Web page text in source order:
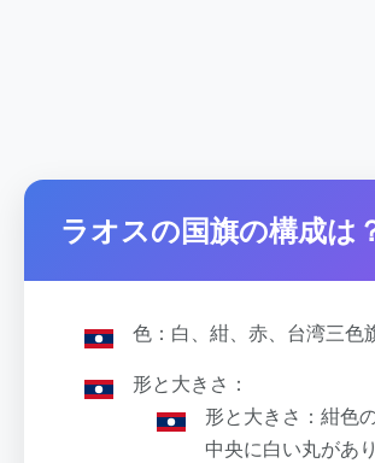
ラオスの国旗の構成は
色：白、紺、赤、台湾三色
形と大きさ：
形と大きさ：紺色
中央に白い丸があ